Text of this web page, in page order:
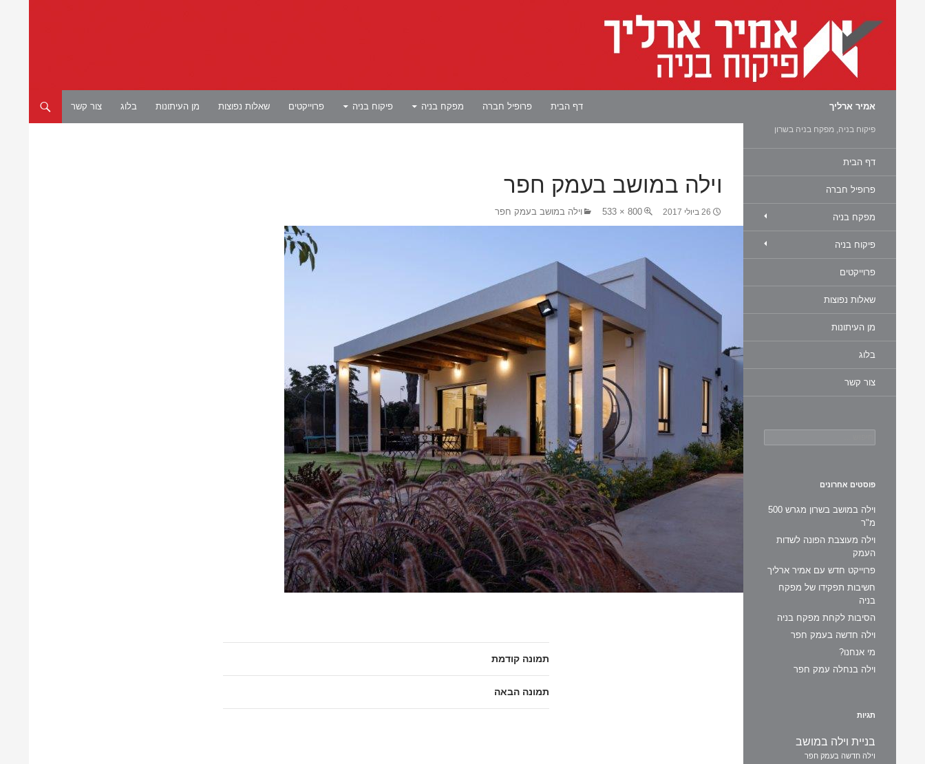
אמיר ארליך
דף הבית
פרופיל חברה מפקח בניה פיקוח בניה פרוייקטים שאלות נפוצות מן העיתונות בלוג צור קשר
וילה במושב בעמק חפר
26 ביולי 2017 800 × 533 וילה במושב בעמק חפר
תמונה קודמת
תמונה הבאה
פיקוח בניה, מפקח בניה בשרון
דף הבית
פרופיל חברה
מפקח בניה
פיקוח בניה
פרוייקטים
שאלות נפוצות
מן העיתונות
בלוג
צור קשר
פוסטים אחרונים
וילה במושב בשרון מגרש 500
מ"ר
וילה מעוצבת הפונה לשדות
העמק
פרוייקט חדש עם אמיר ארליך
חשיבות תפקידו של מפקח
בניה
הסיבות לקחת מפקח בניה
וילה חדשה בעמק חפר
מי אנחנו?
וילה בנחלה עמק חפר
תגיות
בניית וילה במושב
וילה חדשה בעמק חפר